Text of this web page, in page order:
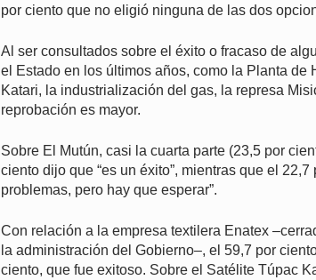
por ciento que no eligió ninguna de las dos
Al ser consultados sobre el éxito o fracaso de
el Estado en los últimos años, como la Planta
Katari, la industrialización del gas, la represa
reprobación es mayor.
Sobre El Mutún, casi la cuarta parte (23,5 por
ciento dijo que “es un éxito”, mientras que el
problemas, pero hay que esperar”.
Con relación a la empresa textilera Enatex
la administración del Gobierno–, el 59,7 por
ciento, que fue exitoso. Sobre el Satélite Túpac